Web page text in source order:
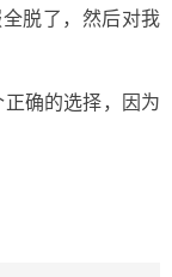
脱了，然后对我
确的选择，因为